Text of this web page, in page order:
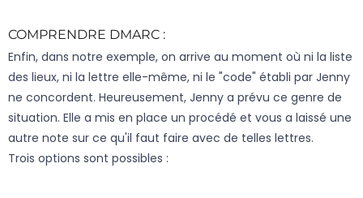
COMPRENDRE DMARC :
Enfin, dans notre exemple, on arrive au moment où ni la liste
des lieux, ni la lettre elle-même, ni le "code" établi par Jenny
ne concordent. Heureusement, Jenny a prévu ce genre de
situation. Elle a mis en place un procédé et vous a laissé une
autre note sur ce qu'il faut faire avec de telles lettres.
Trois options sont possibles :